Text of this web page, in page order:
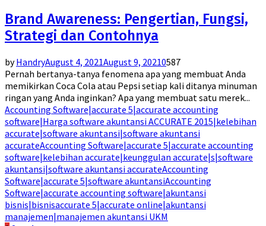
Brand Awareness: Pengertian, Fungsi,
Strategi dan Contohnya
byHandryAugust 4, 2021August 9, 20210587
Pernah bertanya-tanya fenomena apa yang membuat Anda
memikirkan Coca Cola atau Pepsi setiap kali ditanya minuman
ringan yang Anda inginkan? Apa yang membuat satu merek...
Accounting Software|accurate 5|accurate accounting
software|Harga software akuntansi ACCURATE 2015|kelebihan
accurate|software akuntansi|software akuntansi
accurateAccounting Software|accurate 5|accurate accounting
software|kelebihan accurate|keunggulan accurate|s|software
akuntansi|software akuntansi accurateAccounting
Software|accurate 5|software akuntansiAccounting
Software|accurate accounting software|akuntansi
bisnis|bisnisaccurate 5|accurate online|akuntansi
manajemen|manajemen akuntansi UKM